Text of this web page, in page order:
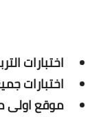
اختبارات
اختبارات
موقع اولى